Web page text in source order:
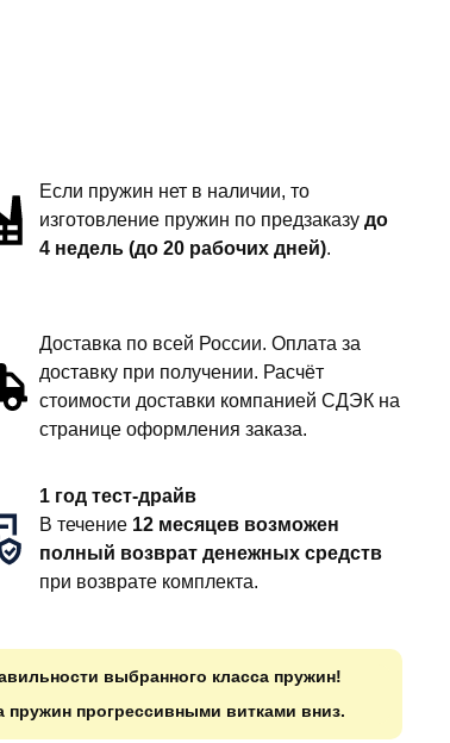
Если пружин нет в наличии, то
изготовление пружин по предзаказудо
4 недель (до 20 рабочих дней).
Доставка по всей России. Оплата за
доставку при получении. Расчёт
стоимости доставки компанией СДЭК на
странице оформления заказа.
1 год тест-драйв
В течение 12 месяцев возможен
полный возврат денежных средств
при возврате комплекта.
выбранного класса пружин!
пружин прогрессивными витками вниз.